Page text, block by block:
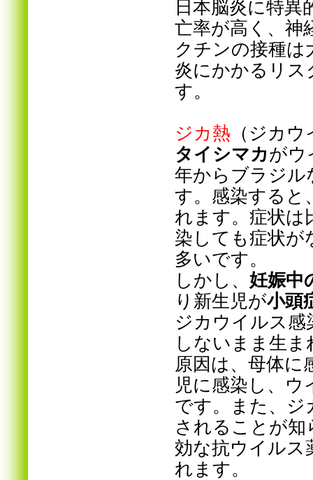
日本脳炎に特異
亡率が高く、神
クチンの接種は
炎にかかるリス
す。
ジカ熱 （ジカ
タイシマカがウ
年からブラジル
す。感染すると
れます。症状は
染しても症状が
多いです。
しかし、 妊娠中
り新生児が小頭
ジカウイルス感
しないまま生
原因は、母体に
児に感染し、
です。また、ジ
されることが
効な抗ウイルス
れます。